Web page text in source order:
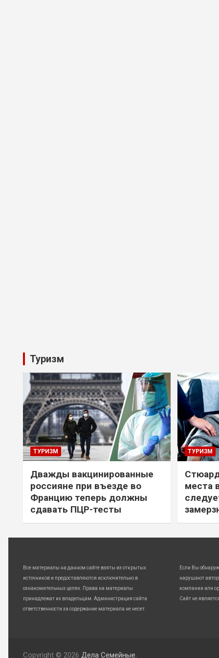
Туризм
ТУРИЗМ
Дважды вакцинированные
россияне при въезде во
Францию теперь должны
сдавать ПЦР-тесты
ТУРИЗМ
места
Все материалы на данном сайте взяты из открытых
источников и предоставляются исключительно в
ознакомительных целях. Права на материалы
принадлежат их владельцам. Администрация сайта
ответственности за содержание материала не несет.
Если Вы
нарушают
компании или
Сайт не
Copyright © 2026 Дела Семейные.